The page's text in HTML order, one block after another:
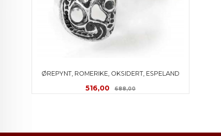
ØREPYNT, ROMERIKE, OKSIDERT, ESPELAND
Tilbud
516,00 688,00Rabatt